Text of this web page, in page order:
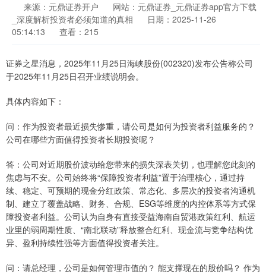
来源：元鼎证券开户
网站：元鼎证券_元鼎证券app官方下载
_深度解析投资者必须知道的真相
日期：2025-11-26
05:14:13
查看：215
证券之星消息，2025年11月25日海峡股份(002320)发布公告称公司
于2025年11月25日召开业绩说明会。
具体内容如下：
问：作为投资者最近损失惨重，请公司是如何为投资者利益服务的？
公司在哪些方面值得投资者长期投资呢？
答：公司对近期股价波动给您带来的损失深表关切，也理解您此刻的
焦虑与不安。公司始终将“保障投资者利益”置于治理核心，通过持
续、稳定、可预期的现金分红政策、常态化、多层次的投资者沟通机
制、建立了覆盖战略、财务、合规、ESG等维度的内控体系等方式保
障投资者利益。公司认为自身有直接受益海南自贸港政策红利、航运
业里的弱周期性质、“南北联动”释放整合红利、现金流与竞争结构优
异、盈利持续性强等方面值得投资者关注。
问：请总经理，公司是如何管理市值的？ 能支撑现在的股价吗？ 作为